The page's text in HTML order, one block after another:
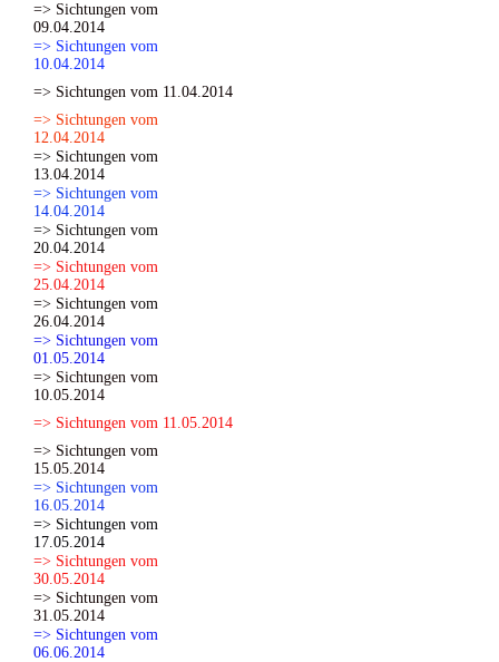
=> Sichtungen vom
09.04.2014
=> Sichtungen vom
10.04.2014
=> Sichtungen vom 11.04.2014
=> Sichtungen vom
12.04.2014
=> Sichtungen vom
13.04.2014
=> Sichtungen vom
14.04.2014
=> Sichtungen vom
20.04.2014
=> Sichtungen vom
25.04.2014
=> Sichtungen vom
26.04.2014
=> Sichtungen vom
01.05.2014
=> Sichtungen vom
10.05.2014
=> Sichtungen vom 11.05.2014
=> Sichtungen vom
15.05.2014
=> Sichtungen vom
16.05.2014
=> Sichtungen vom
17.05.2014
=> Sichtungen vom
30.05.2014
=> Sichtungen vom
31.05.2014
=> Sichtungen vom
06.06.2014